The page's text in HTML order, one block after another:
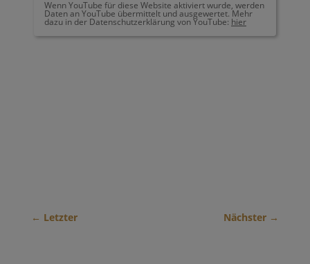
Wenn YouTube für diese Website aktiviert wurde, werden
Daten an YouTube übermittelt und ausgewertet. Mehr
dazu in der Datenschutzerklärung von YouTube: hier
← Letzter Nächster →